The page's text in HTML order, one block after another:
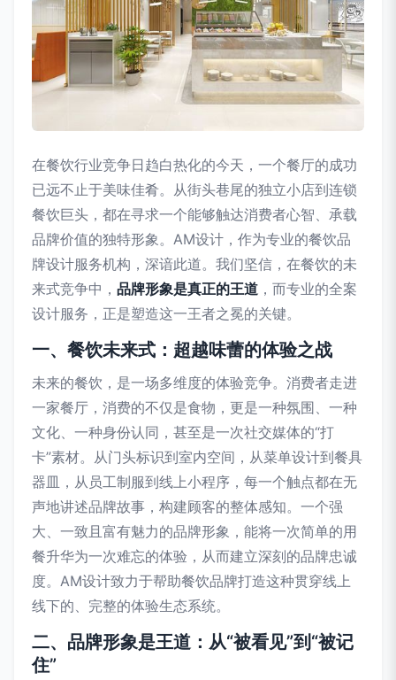
在餐饮行业竞争日趋白热化的今天，一个餐厅的成功
已远不止于美味佳肴。从街头巷尾的独立小店到连锁
餐饮巨头，都在寻求一个能够触达消费者心智、承载
品牌价值的独特形象。AM设计，作为专业的餐饮品
牌设计服务机构，深谙此道。我们坚信，在餐饮的未
来式竞争中， 品牌形象是真正的王道 ，而专业的全案
设计服务，正是塑造这一王者之冕的关键。
一、餐饮未来式：超越味蕾的体验之战
未来的餐饮，是一场多维度的体验竞争。消费者走进
一家餐厅，消费的不仅是食物，更是一种氛围、一种
文化、一种身份认同，甚至是一次社交媒体的“打
卡”素材。从门头标识到室内空间，从菜单设计到餐具
器皿，从员工制服到线上小程序，每一个触点都在无
声地讲述品牌故事，构建顾客的整体感知。一个强
大、一致且富有魅力的品牌形象，能将一次简单的用
餐升华为一次难忘的体验，从而建立深刻的品牌忠诚
度。AM设计致力于帮助餐饮品牌打造这种贯穿线上
线下的、完整的体验生态系统。
二、品牌形象是王道：从“被看见”到“被记
住”